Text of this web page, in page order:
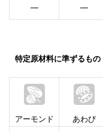
━ ━
特定原材料に準ずるもの
アーモンド あわび